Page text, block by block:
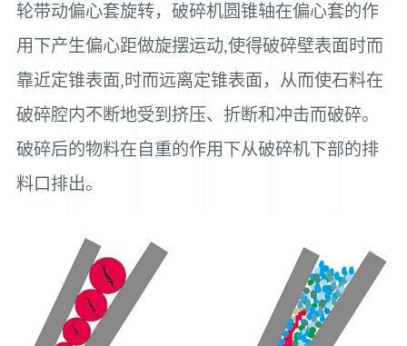
轮带动偏心套旋转，破碎机圆锥轴在偏心套的作
用下产生偏心距做旋摆运动,使得破碎壁表面时而
靠近定锥表面,时而远离定锥表面，从而使石料在
破碎腔内不断地受到挤压、折断和冲击而破碎。
破碎后的物料在自重的作用下从破碎机下部的排
料口排出。